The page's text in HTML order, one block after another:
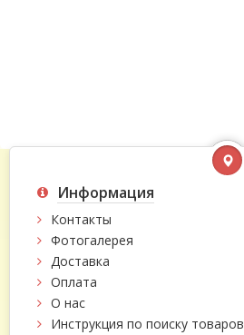
Информация
Контакты
Фотогалерея
Доставка
Оплата
О нас
Инструкция по поиску товаров